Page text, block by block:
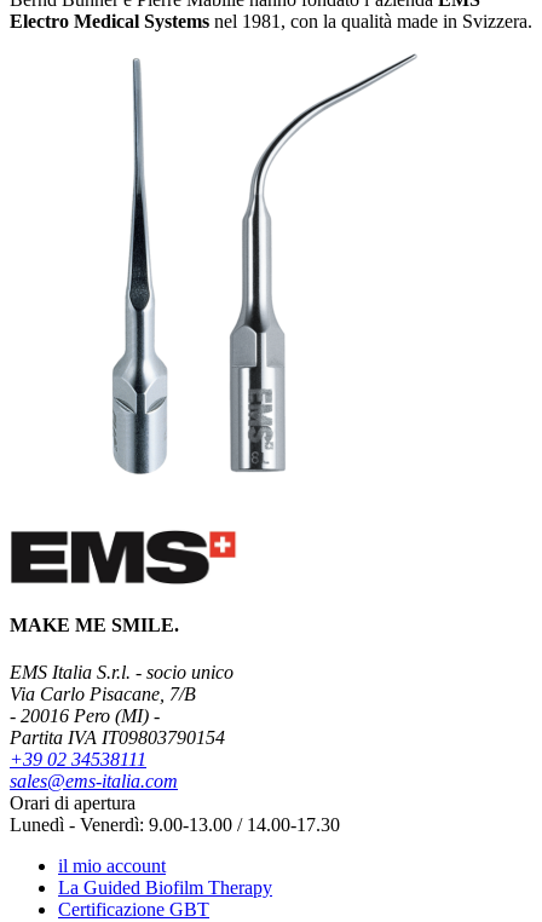
Electro Medical Systems nel 1981, con la qualità made in Svizzera.
MAKE ME SMILE.
EMS Italia S.r.l. - socio unico
Via Carlo Pisacane, 7/B
- 20016 Pero (MI) -
Partita IVA IT09803790154
+39 02 34538111
sales@ems-italia.com
Orari di apertura
Lunedì - Venerdì: 9.00-13.00 / 14.00-17.30
il mio account
La Guided Biofilm Therapy
Certificazione GBT